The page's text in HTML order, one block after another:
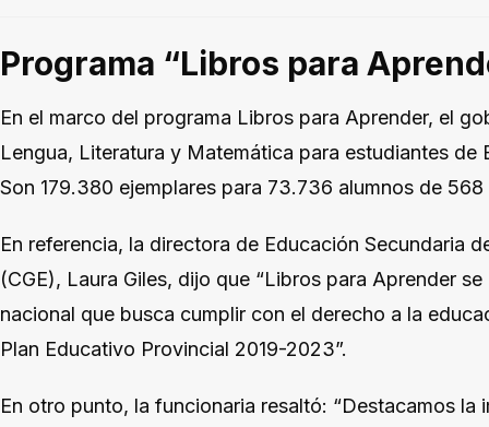
Programa “Libros para
En el marco del programa Libros para Aprender, el
Lengua, Literatura y Matemática para estudiantes de
Son 179.380 ejemplares para 73.736 alumnos de 568
En referencia, la directora de Educación Secundaria
(CGE), Laura Giles, dijo que “Libros para Aprender
nacional que busca cumplir con el derecho a la
Plan Educativo Provincial 2019-2023”.
En otro punto, la funcionaria resaltó: “Destacamos